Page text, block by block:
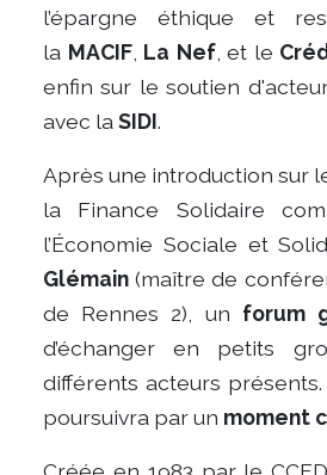
l’épargne éthique et
la MACIF, La Nef, et le
enfin sur le soutien
avec laSIDI.
Après une introduction sur
la Finance Solidaire
l’Économie Sociale et
Glémain (maître de
de Rennes 2), un forum
d’échanger en petits
différents acteurs
poursuivra par un moment